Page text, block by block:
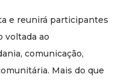
e reunirá participantes
voltada ao
comunicação,
Mais do que